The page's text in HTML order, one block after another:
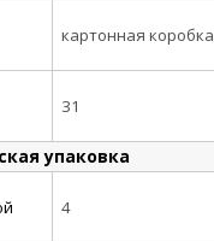
картонная коробка
31
упаковка
4